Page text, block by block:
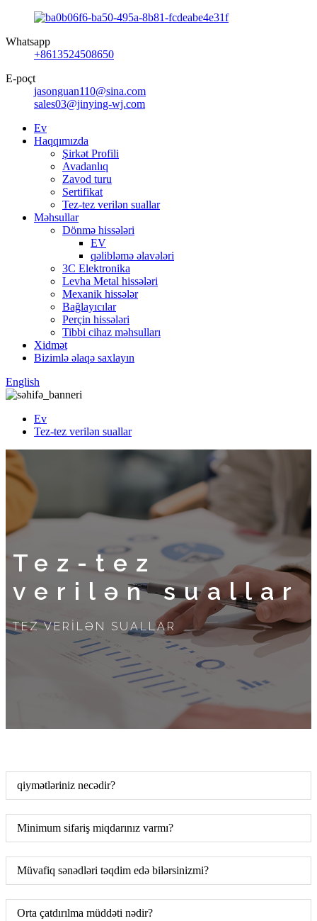
Whatsapp
+8613524508650
E-poçt
jasonguan110@sina.com
sales03@jinying-wj.com
Ev
Haqqımızda
Şirkət Profili
Avadanlıq
Zavod turu
Sertifikat
Tez-tez verilən suallar
Məhsullar
Dönmə hissələri
EV
qəlibləmə əlavələri
3C Elektronika
Levha Metal hissələri
Mexanik hissələr
Bağlayıcılar
Perçin hissələri
Tibbi cihaz məhsulları
Xidmət
Bizimlə əlaqə saxlayın
English
Ev
Tez-tez verilən suallar
Tez-tez
verilən suallar
TEZ VERİLƏN SUALLAR
qiymətləriniz necədir?
Minimum sifariş miqdarınız varmı?
Müvafiq sənədləri təqdim edə bilərsinizmi?
Orta çatdırılma müddəti nədir?